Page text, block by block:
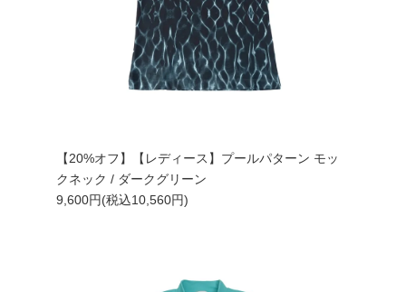
【20%オフ】【レディース】プールパターン モッ
クネック / ダークグリーン
9,600円(税込10,560円)